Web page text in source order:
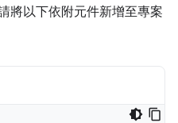
將以下依附元件新增至專案